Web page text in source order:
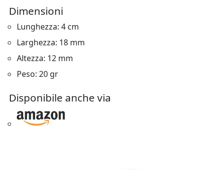
Dimensioni
Lunghezza: 4 cm
Larghezza: 18 mm
Altezza: 12 mm
Peso: 20 gr
Disponibile anche via